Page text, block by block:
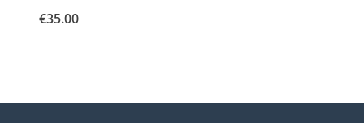
€35.00